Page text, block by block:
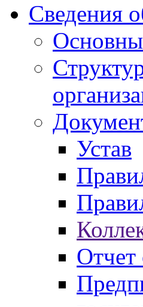
Сведения
Устав
Отчет